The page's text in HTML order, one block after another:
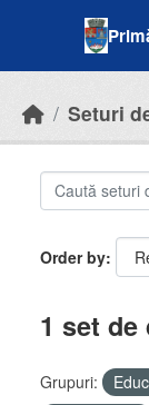
Seturi
Order by
1 set de
Grupuri: